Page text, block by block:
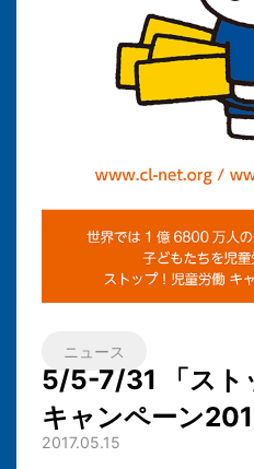
ニュース
5/5-7/31 「スト
キャンペーン
2017.05.15